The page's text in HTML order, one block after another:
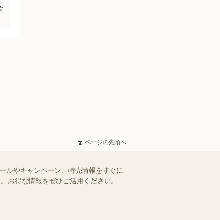
ページの先頭へ
ルやキャンペーン、特売情報をすぐに
お得な情報をぜひご活用ください。